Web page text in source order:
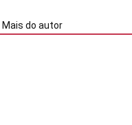
Mais do autor